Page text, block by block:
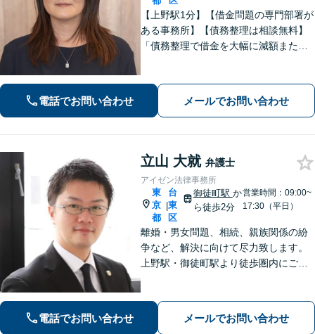
【上野駅1分】【借金問題の専門部署が
ある事務所】【債務整理は相談無料】
「債務整理で借金を大幅に減額または
さまに代わって全力で交渉し、賠償金
アップを目指します！」【休日・夜間
電話でお問い合わせ メールでお問い合わせ
立山 大就 弁護士
アイゼン法律事務所
東
京
都
|
台
東
区
御徒町駅 か
ら徒歩2分
営業時間：09:00~
17:30（平日）
離婚・男女問題、相続、親族関係の紛
争など、解決に向けて尽力致します。
上野駅・御徒町駅より徒歩圏内にござ
電話でお問い合わせ メールでお問い合わせ